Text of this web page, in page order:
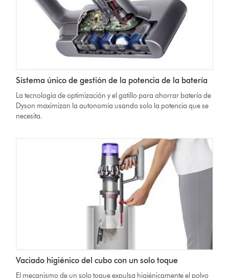
Sistema único de gestión de la potencia de la batería
La tecnología de optimización y el gatillo para ahorrar batería de
Dyson maximizan la autonomía usando solo la potencia que se
necesita.
Vaciado higiénico del cubo con un solo toque
El mecanismo de un solo toque expulsa higiénicamente el polvo